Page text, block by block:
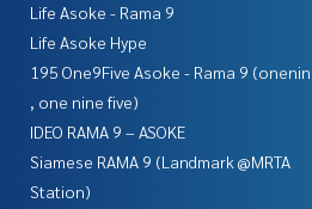
Life Asoke - Rama 9
Life Asoke Hype
195 One9Five Asoke - Rama 9
, one nine five)
IDEO RAMA 9 – ASOKE
Siamese RAMA 9 (Landmark @MRTA
Station)